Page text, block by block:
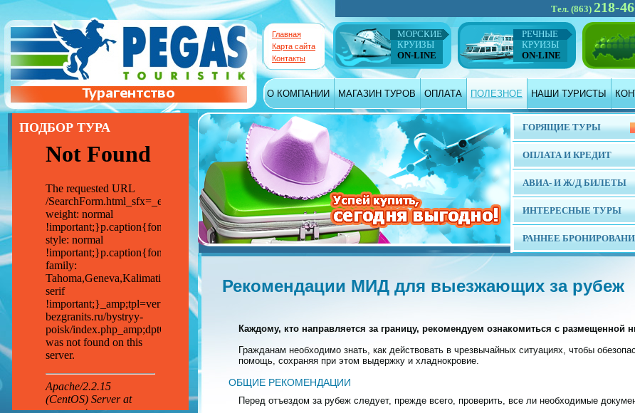
Главная
Карта сайта
Контакты
Тел. (863) 218-
МОРСКИЕ
КРУИЗЫ
ON-LINE
РЕЧНЫЕ
КРУИЗЫ
ON-LINE
О КОМПАНИИ МАГАЗИН ТУРОВ ОПЛАТА ПОЛЕЗНОЕ НАШИ ТУРИСТЫ
ГОРЯЩИЕ ТУРЫ
ОПЛАТА И КРЕДИТ
АВИА- И Ж/Д БИЛЕТЫ
ИНТЕРЕСНЫЕ ТУРЫ
РАННЕЕ
Рекомендации МИД для выезжающих за рубеж
Каждому, кто направляется за границу, рекомендуем ознакомиться с размещенной
Гражданам необходимо знать, как действовать в чрезвычайных ситуациях, чтобы
помощь, сохраняя при этом выдержку и хладнокровие.
ОБЩИЕ РЕКОМЕНДАЦИИ
Перед отъездом за рубеж следует, прежде всего, проверить, все ли необходимые
ПОДБОР ТУРА